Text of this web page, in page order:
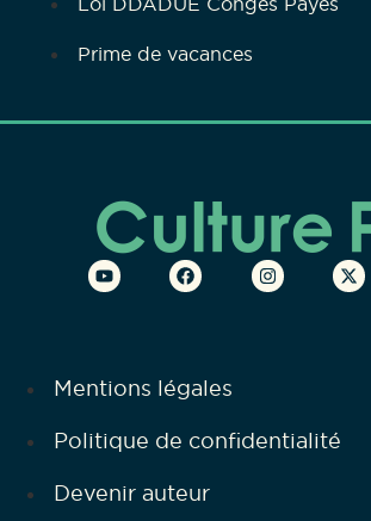
Prime de vacances
Mentions légales
Politique de confidentialité
Devenir auteur